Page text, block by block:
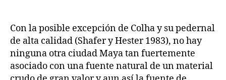
Con la posible excepción de Colha y su pedernal
de alta calidad (Shafer y Hester 1983), no hay
ninguna otra ciudad Maya tan fuertemente
asociado con una fuente natural de un material